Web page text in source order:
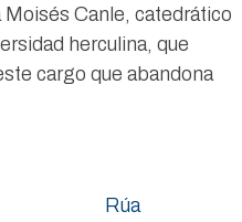
Canle, catedrático
herculina, que
cargo que abandona
Rúa